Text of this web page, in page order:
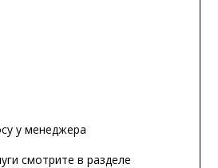
у менеджера
смотрите в разделе